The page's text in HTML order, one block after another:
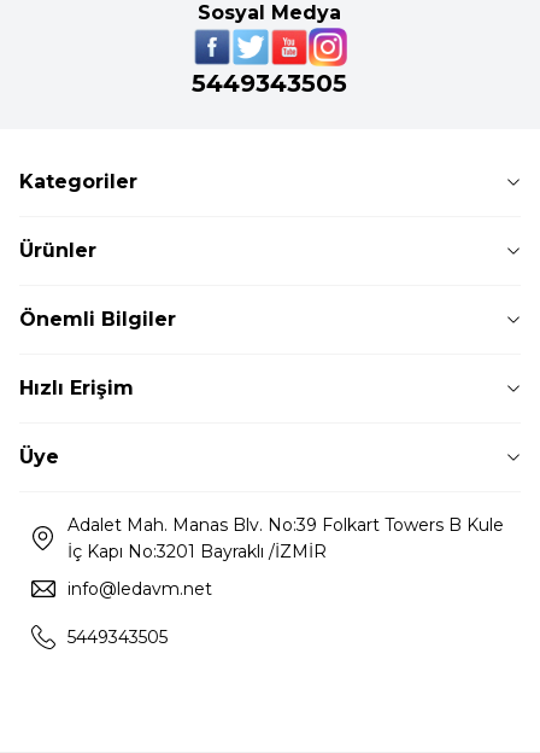
Sosyal Medya
5449343505
Kategoriler
Ürünler
Önemli Bilgiler
Hızlı Erişim
Üye
Adalet Mah. Manas Blv. No:39 Folkart Towers B Kule
İç Kapı No:3201 Bayraklı /İZMİR
info@ledavm.net
5449343505